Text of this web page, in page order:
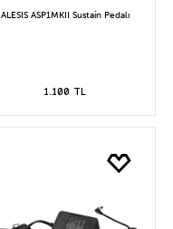
ALESIS ASP1MKII Sustain Pedalı
1.100 TL